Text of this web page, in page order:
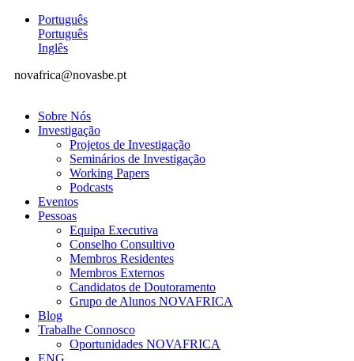
Português
Português
Inglês
novafrica@novasbe.pt
Sobre Nós
Investigação
Projetos de Investigação
Seminários de Investigação
Working Papers
Podcasts
Eventos
Pessoas
Equipa Executiva
Conselho Consultivo
Membros Residentes
Membros Externos
Candidatos de Doutoramento
Grupo de Alunos NOVAFRICA
Blog
Trabalhe Connosco
Oportunidades NOVAFRICA
ENG